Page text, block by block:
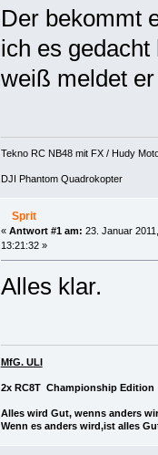
Der bekommt
ich es
weiß meldet
Tekno RC NB48 mit FX / Hudy
DJI Phantom Quadrokopter
Sprit
« Antwort #1 am: 23. Januar 2011,
13:21:32 »
Alles klar.
MfG. ULI
2x RC8T Championship Edition
Alles wird Gut, wenns anders
Wenn es anders wird,ist alles